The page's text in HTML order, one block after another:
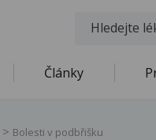
Články
Bolesti v podbřišku